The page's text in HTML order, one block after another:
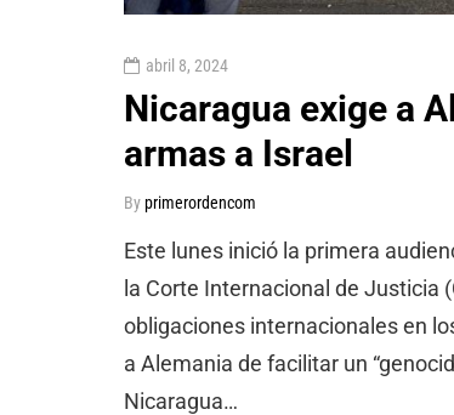
abril 8, 2024
Nicaragua exige a
armas a Israel
Byprimerordencom
Este lunes inició la primera
la Corte Internacional de Justicia
obligaciones internacionales en
a Alemania de facilitar un
Nicaragua…